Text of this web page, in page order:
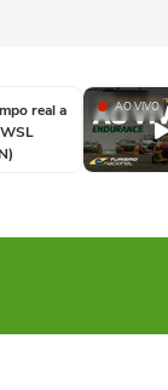
real a
AO VIVO